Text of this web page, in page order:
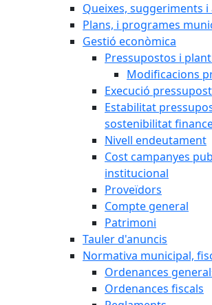
Queixes, suggeriments i
Plans, i programes
Gestió econòmica
Pressupostos i
Modificacions
Execució
Estabilitat
sostenibilitat
Nivell endeutament
Cost campanyes
institucional
Proveïdors
Compte general
Patrimoni
Tauler d'anuncis
Normativa municipal,
Ordenances
Ordenances fiscals